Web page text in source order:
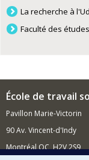
La recherche à
Faculté des
École de travail
Pavillon Marie-Victorin
90 Av. Vincent-d'Indy
Montréal QC H2V 2S9